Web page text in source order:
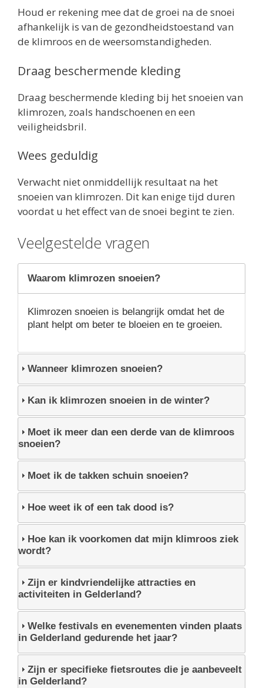
Houd er rekening mee dat de groei na de snoei
afhankelijk is van de gezondheidstoestand van
de klimroos en de weersomstandigheden.
Draag beschermende kleding
Draag beschermende kleding bij het snoeien van
klimrozen, zoals handschoenen en een
veiligheidsbril.
Wees geduldig
Verwacht niet onmiddellijk resultaat na het
snoeien van klimrozen. Dit kan enige tijd duren
voordat u het effect van de snoei begint te zien.
Veelgestelde vragen
Waarom klimrozen snoeien?
Klimrozen snoeien is belangrijk omdat het de
plant helpt om beter te bloeien en te groeien.
Wanneer klimrozen snoeien?
Kan ik klimrozen snoeien in de winter?
Moet ik meer dan een derde van de klimroos
snoeien?
Moet ik de takken schuin snoeien?
Hoe weet ik of een tak dood is?
Hoe kan ik voorkomen dat mijn klimroos ziek
wordt?
Zijn er kindvriendelijke attracties en
activiteiten in Gelderland?
Welke festivals en evenementen vinden plaats
in Gelderland gedurende het jaar?
Zijn er specifieke fietsroutes die je aanbeveelt
in Gelderland?